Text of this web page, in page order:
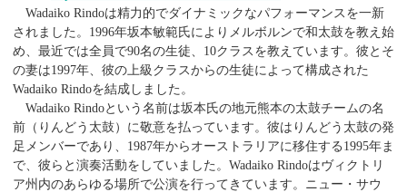
Wadaiko Rindoは精力的でダイナミックなパフォーマンスを一新
されました。1996年坂本敏範氏によりメルボルンで和太鼓を教え始
め、最近では全員で90名の生徒、10クラスを教えています。彼とそ
の妻は1997年、彼の上級クラスからの生徒によって構成された
Wadaiko Rindoを結成しました。
Wadaiko Rindoという名前は坂本氏の地元熊本の太鼓チームの名
前（りんどう太鼓）に敬意を払っています。彼はりんどう太鼓の発
足メンバーであり、1987年からオーストラリアに移住する1995年ま
で、彼らと演奏活動をしていました。Wadaiko Rindoはヴィクトリ
ア州内のあらゆる場所で公演を行ってきています。ニュー・サウ